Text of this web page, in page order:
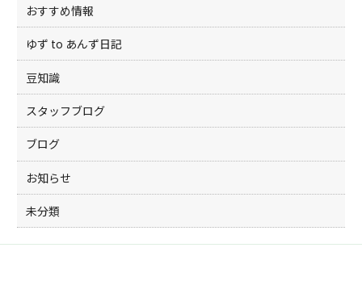
おすすめ情報
ゆず to あんず日記
豆知識
スタッフブログ
ブログ
お知らせ
未分類